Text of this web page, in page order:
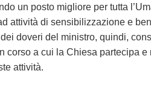
un posto migliore per tutta
attività di sensibilizzazione e
doveri del ministro, quindi,
corso a cui la Chiesa partecipa
attività.